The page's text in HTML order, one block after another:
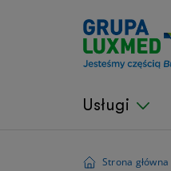
Usługi
Strona główna